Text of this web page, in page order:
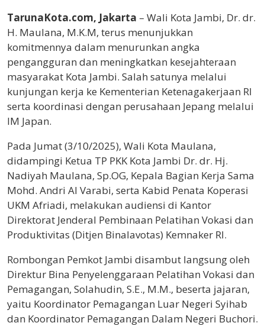
TarunaKota.com, Jakarta – Wali Kota Jambi, Dr. dr.
H. Maulana, M.K.M, terus menunjukkan
komitmennya dalam menurunkan angka
pengangguran dan meningkatkan kesejahteraan
masyarakat Kota Jambi. Salah satunya melalui
kunjungan kerja ke Kementerian Ketenagakerjaan RI
serta koordinasi dengan perusahaan Jepang melalui
IM Japan.
Pada Jumat (3/10/2025), Wali Kota Maulana,
didampingi Ketua TP PKK Kota Jambi Dr. dr. Hj.
Nadiyah Maulana, Sp.OG, Kepala Bagian Kerja Sama
Mohd. Andri Al Varabi, serta Kabid Penata Koperasi
UKM Afriadi, melakukan audiensi di Kantor
Direktorat Jenderal Pembinaan Pelatihan Vokasi dan
Produktivitas (Ditjen Binalavotas) Kemnaker RI.
Rombongan Pemkot Jambi disambut langsung oleh
Direktur Bina Penyelenggaraan Pelatihan Vokasi dan
Pemagangan, Solahudin, S.E., M.M., beserta jajaran,
yaitu Koordinator Pemagangan Luar Negeri Syihab
dan Koordinator Pemagangan Dalam Negeri Buchori.